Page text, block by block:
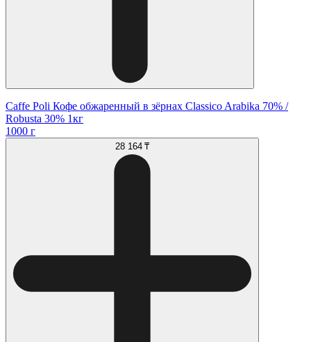
Caffe Poli Кофе обжаренный в зёрнах Classico Arabika 70% /
Robusta 30% 1кг
1000 г
28 164 ₸